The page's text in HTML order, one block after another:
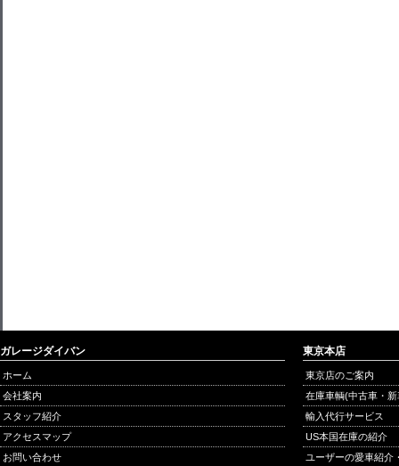
ガレージダイバン
ホーム
会社案内
スタッフ紹介
アクセスマップ
お問い合わせ
東京本店
東京店のご案内
在庫車輌(中古車・
輸入代行サービス
US本国在庫の紹介
ユーザーの愛車紹介